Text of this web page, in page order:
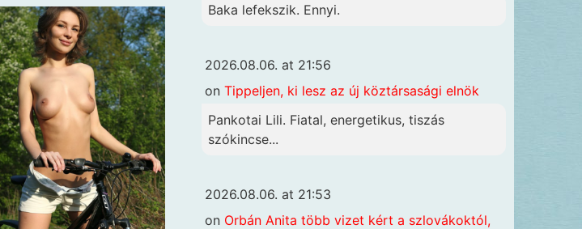
Baka lefekszik. Ennyi.
2026.08.06. at 21:56
on Tippeljen, ki lesz az új köztársasági elnök
Pankotai Lili. Fiatal, energetikus, tiszás
szókincse...
2026.08.06. at 21:53
on Orbán Anita több vizet kért a szlovákoktól,